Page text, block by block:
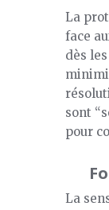
La
face
dès
sont
pour
La